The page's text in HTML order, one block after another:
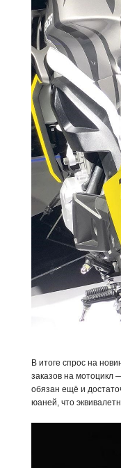
В итоге спрос на
заказов на мотоцикл
обязан ещё и
юаней, что